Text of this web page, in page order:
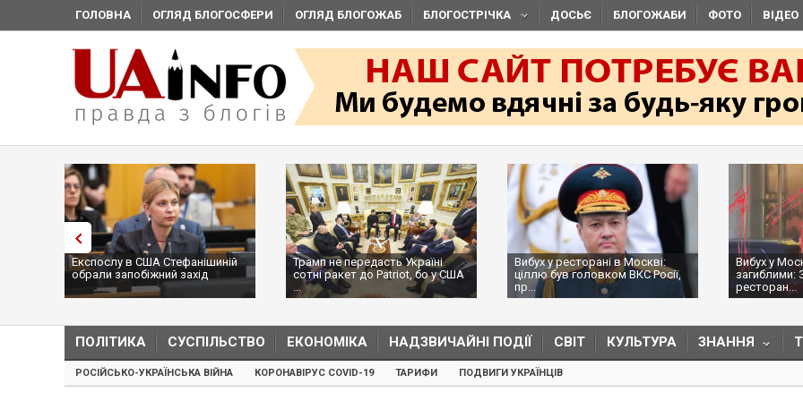
ГОЛОВНА ОГЛЯД БЛОГОСФЕРИ ОГЛЯД БЛОГОЖАБ БЛОГОСТРІЧКА ДОСЬЄ БЛОГОЖАБИ ФОТО ВІДЕО
Експослу в США Стефанішиній
обрали запобіжний захід
Трамп не передасть Україні
сотні ракет до Patriot, бо у США
...
Вибух у ресторані в Москві:
ціллю був головком ВКС Росії,
пр...
Вибух у
загиблими:
ресторан...
ПОЛІТИКА СУСПІЛЬСТВО ЕКОНОМІКА НАДЗВИЧАЙНІ ПОДІЇ СВІТ КУЛЬТУРА ЗНАННЯ
РОСІЙСЬКО-УКРАЇНСЬКА ВІЙНА КОРОНАВІРУС COVID-19 ТАРИФИ ПОДВИГИ УКРАЇНЦІВ